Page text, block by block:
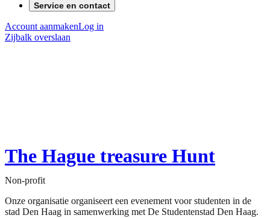
Service en contact
Account aanmakenLog in
Zijbalk overslaan
The Hague treasure Hunt
Non-profit
Onze organisatie organiseert een evenement voor studenten in de
stad Den Haag in samenwerking met De Studentenstad Den Haag.